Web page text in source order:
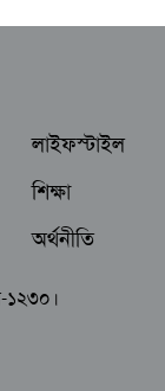
লাইফস্টাইল
শিক্ষা
অর্থনীতি
১২৩০।